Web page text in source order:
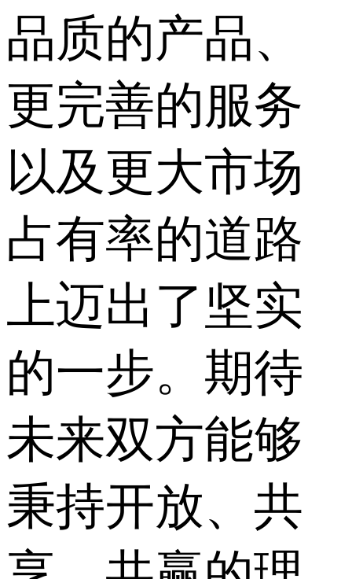
品质的产品、
更完善的服务
以及更大市场
占有率的道路
上迈出了坚实
的一步。期待
未来双方能够
秉持开放、共